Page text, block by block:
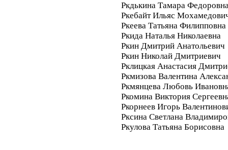
Ркдькина Тамара
Ркебайт Ильяс
Ркеева Татьяна Филипповна
Ркида Наталья Николаевна
Ркин Дмитрий Анатольевич
Ркин Николай Дмитриевич
Рклицкая Анастасия
Ркмизова Валентина
Ркмянцева Любовь
Ркомина Виктория
Ркорнеев Игорь
Рксина Светлана
Ркулова Татьяна Борисовна